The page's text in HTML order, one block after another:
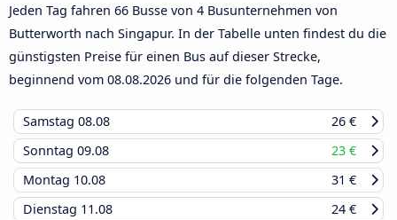
Jeden Tag fahren 66 Busse von 4 Busunternehmen von
Butterworth nach Singapur. In der Tabelle unten findest du die
günstigsten Preise für einen Bus auf dieser Strecke,
beginnend vom 08.08.2026 und für die folgenden Tage.
Samstag 08.08
26 €
Sonntag 09.08
23 €
Montag 10.08
31 €
Dienstag 11.08
24 €